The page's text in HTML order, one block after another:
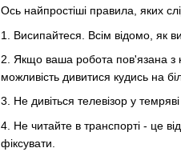
Ось найпростіші правила, яких
1. Висипайтеся. Всім відомо, як
2. Якщо ваша робота пов'язана з
можливість дивитися кудись на
3. Не дивіться телевізор у
4. Не читайте в транспорті - це
фіксувати.